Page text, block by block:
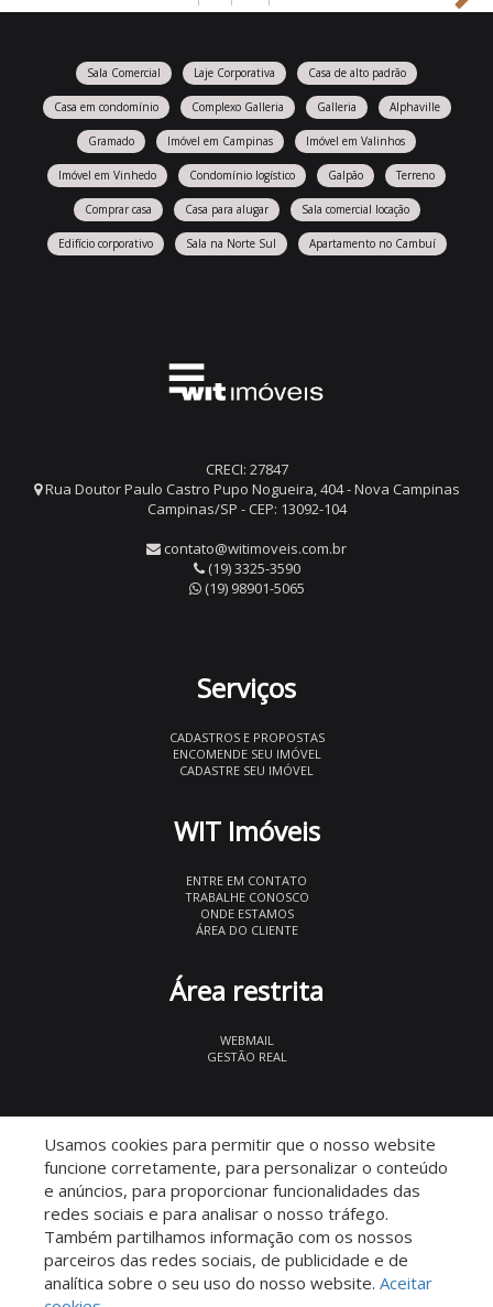
Sala Comercial Laje Corporativa Casa de alto padrão
Casa em condomínio Complexo Galleria Galleria Alphaville
Gramado Imóvel em Campinas Imóvel em Valinhos
Imóvel em Vinhedo Condomínio logístico Galpão Terreno
Comprar casa Casa para alugar Sala comercial locação
Edifício corporativo Sala na Norte Sul Apartamento no Cambuí
CRECI: 27847
Rua Doutor Paulo Castro Pupo Nogueira, 404 - Nova Campinas
Campinas/SP - CEP: 13092-104
contato@witimoveis.com.br
(19) 3325-3590
(19) 98901-5065
Serviços
CADASTROS E PROPOSTAS
ENCOMENDE SEU IMÓVEL
CADASTRE SEU IMÓVEL
WIT Imóveis
ENTRE EM CONTATO
TRABALHE CONOSCO
ONDE ESTAMOS
ÁREA DO CLIENTE
Área restrita
WEBMAIL
GESTÃO REAL
Descomplicado por:
Usamos cookies para permitir que o nosso website
funcione corretamente, para personalizar o conteúdo
e anúncios, para proporcionar funcionalidades das
redes sociais e para analisar o nosso tráfego.
Também partilhamos informação com os nossos
parceiros das redes sociais, de publicidade e de
analítica sobre o seu uso do nosso website. Aceitar